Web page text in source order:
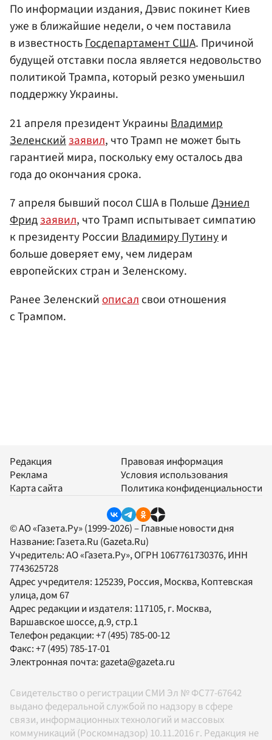
По информации издания, Дэвис покинет Киев
уже в ближайшие недели, о чем поставила
в известностьГосдепартамент США. Причиной
будущей отставки посла является недовольство
политикой Трампа, который резко уменьшил
поддержку Украины.
21 апреля президент Украины Владимир
Зеленский заявил, что Трамп не может быть
гарантией мира, поскольку ему осталось два
года до окончания срока.
7 апреля бывший посол США в ПольшеДэниел
Фридзаявил, что Трамп испытывает симпатию
к президенту РоссииВладимиру Путинуи
больше доверяет ему, чем лидерам
европейских стран и Зеленскому.
Ранее Зеленскийописалсвои отношения
с Трампом.
Редакция
Реклама
Карта сайта
Правовая информация
Условия использования
Политика конфиденциальности
© АО «Газета.Ру» (1999-2026) – Главные новости дня
Название: Газета.Ru (Gazeta.Ru)
Учредитель:АО «Газета.Ру», ОГРН 1067761730376, ИНН
7743625728
Адрес учредителя: 125239, Россия, Москва, Коптевская
улица, дом 67
Адрес редакции и издателя: 117105, г. Москва,
Варшавское шоссе, д.9, стр.1
Телефон редакции:+7 (495) 785-00-12
Факс:+7 (495) 785-17-01
Электронная почта:gazeta@gazeta.ru
Свидетельство о регистрации СМИ Эл № ФС77-67642
выдано федеральной службой по надзору в сфере
связи, информационных технологий и массовых
коммуникаций (Роскомнадзор) 10.11.2016 г. Редакция не